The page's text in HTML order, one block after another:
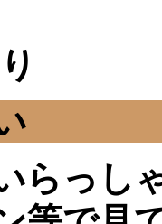
らっし